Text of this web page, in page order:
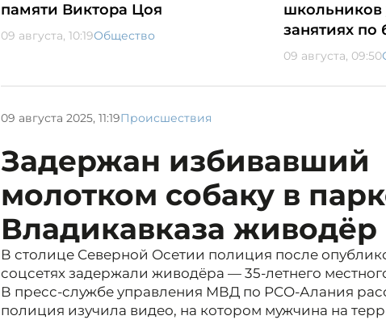
памяти Виктора Цоя
09 августа, 10:19Общество
школьников
занятиях по
09 августа, 09:50
09 августа 2025, 11:19Происшествия
Задержан избивавший
молотком собаку в
Владикавказа живодёр
В столице Северной Осетии полиция после
соцсетях задержали живодёра — 35-летнего
В пресс-службе управления МВД по РСО-Алания
полиция изучила видео, на котором мужчина на